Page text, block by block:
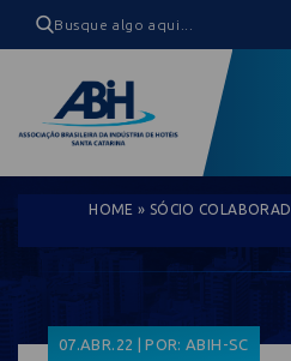
HOME » SÓCIO
07.ABR.22 | POR: ABIH-SC